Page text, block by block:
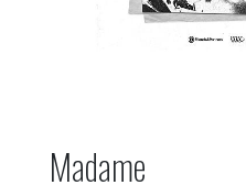
Madame